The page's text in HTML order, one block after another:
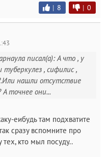
| 8 | 0
писал(а): А что , у
, сифилис ,
нашли отсутствие
А точнее они...
еибудь там подхватите
сразу вспомните про
тех, кто мыл посуду..